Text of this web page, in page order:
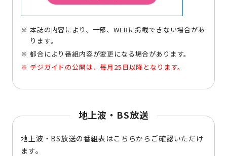
本誌の内容により、一部、WEBに掲載できない場合があ
ります。
都合により番組内容が変更になる場合があります。
デジガイドの公開は、毎月25日以降となります。
地上波・BS放送
地上波・BS放送の番組表はこちらからご確認いただけ
ます。